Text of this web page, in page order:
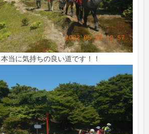
当に気持ちの良い道です！！